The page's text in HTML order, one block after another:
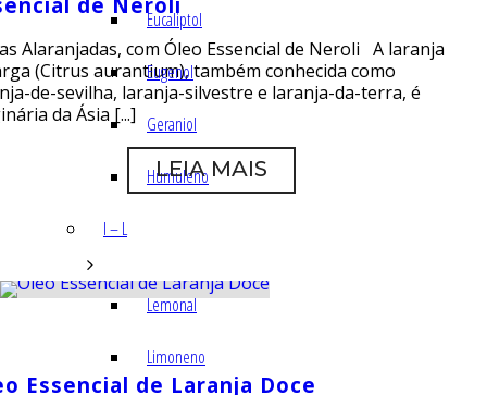
Eucaliptol
Eugenol
Geraniol
Humuleno
I – L
Lemonal
Limoneno
Alaranjadas, com Óleo Essencial de Neroli A laranja
(Citrus aurantium), também conhecida como
de-sevilha, laranja-silvestre e laranja-da-terra, é
da Ásia [...]
LEIA MAIS
Essencial de Laranja Doce